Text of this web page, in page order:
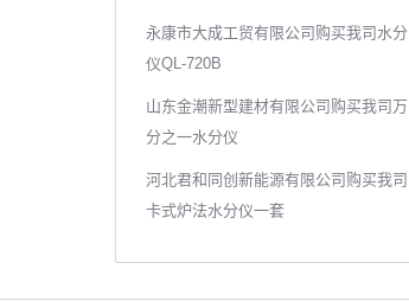
永康市大成工贸有限公司购买我司水分
仪QL-720B
山东金潮新型建材有限公司购买我司万
分之一水分仪
河北君和同创新能源有限公司购买我司
卡式炉法水分仪一套